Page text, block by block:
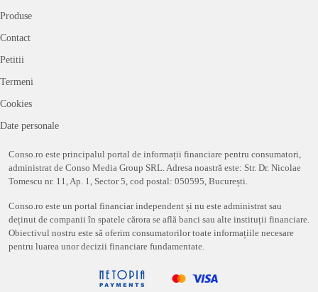
Produse
Contact
Petitii
Termeni
Cookies
Date personale
Conso.ro este principalul portal de informații financiare pentru consumatori,
administrat de Conso Media Group SRL. Adresa noastră este: Str. Dr. Nicolae
Tomescu nr. 11, Ap. 1, Sector 5, cod postal: 050595, București.
Conso.ro este un portal financiar independent și nu este administrat sau
deținut de companii în spatele cărora se află banci sau alte instituții financiare.
Obiectivul nostru este să oferim consumatorilor toate informațiile necesare
pentru luarea unor decizii financiare fundamentate.